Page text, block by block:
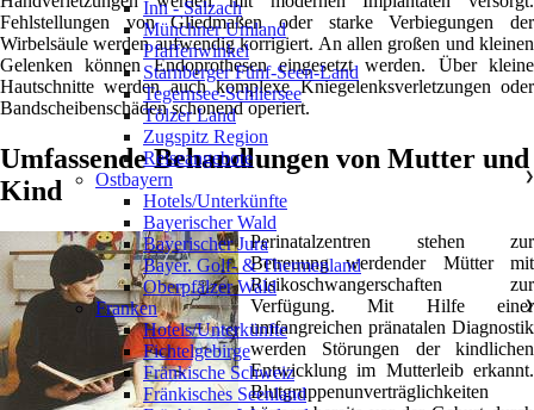
Fehlstellungen von Gliedmaßen oder starke Verbiegungen der
Wirbelsäule werden aufwendig korrigiert. An allen großen und kleinen
Gelenken können Endoprothesen eingesetzt werden. Über kleine
Hautschnitte werden auch komplexe Kniegelenksverletzungen oder
Bandscheibenschäden schonend operiert.
Umfassende Behandlungen von Mutter und
Kind
Perinatalzentren stehen zur
Betreuung werdender Mütter mit
Risikoschwangerschaften zur
Verfügung. Mit Hilfe einer
umfangreichen pränatalen Diagnostik
werden Störungen der kindlichen
Entwicklung im Mutterleib erkannt.
Blutgruppenunverträglichkeiten
Inn - Salzach
Münchner Umland
Pfaffenwinkel
Starnberger Fünf-Seen-Land
Tegernsee-Schliersee
Tölzer Land
Zugspitz Region
Reiseangebote
Ostbayern
❯
Hotels/Unterkünfte
Bayerischer Wald
Bayerischer Jura
Bayer. Golf- & Thermenland
Oberpfälzer Wald
Franken
❯
Hotels/Unterkünfte
Fichtelgebirge
Fränkische Schweiz
Fränkisches Seenland